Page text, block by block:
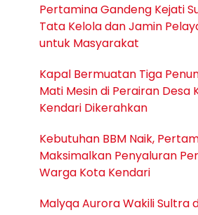
Pertamina Gandeng Kejati
Tata Kelola dan Jamin
untuk Masyarakat
Kapal Bermuatan Tiga
Mati Mesin di Perairan Desa
Kendari Dikerahkan
Kebutuhan BBM Naik,
Maksimalkan Penyaluran
Warga Kota Kendari
Malyqa Aurora Wakili Sultra